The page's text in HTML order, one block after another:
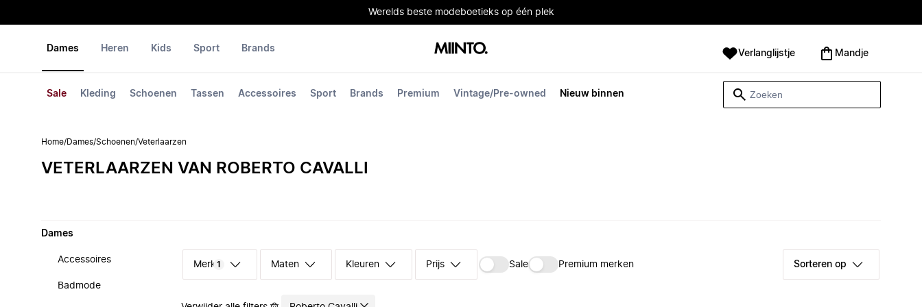
Werelds beste modeboetieks op één plek
Dames
Sale Kleding Schoenen Tassen Accessoires Sport Brands Premium Vintage/Pre-owned Nieuw binnen
Heren Kids Sport Brands Verlanglijstje Mandje
Home/Dames/Schoenen/Veterlaarzen
VETERLAARZEN VAN ROBERTO CAVALLI
Dames
Accessoires
Badmode
Merk 1 Maten Kleuren Prijs Sale Premium merken Sorteren op